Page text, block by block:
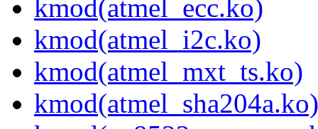
kmod(atmel_ecc.ko)
kmod(atmel_i2c.ko)
kmod(atmel_mxt_ts.ko)
kmod(atmel_sha204a.ko)